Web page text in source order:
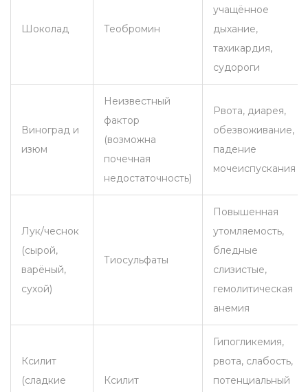
Шоколад Теобромин
учащённое
дыхание,
тахикардия,
судороги
Виноград и
изюм
Неизвестный
фактор
(возможна
почечная
недостаточность)
Рвота, диарея,
обезвоживание,
падение
мочеиспускания
Лук/чеснок
(сырой,
варёный,
сухой)
Тиосульфаты
Повышенная
утомляемость,
бледные
слизистые,
гемолитическая
анемия
Ксилит
(сладкие
Ксилит
Гипогликемия,
рвота, слабость,
потенциальный